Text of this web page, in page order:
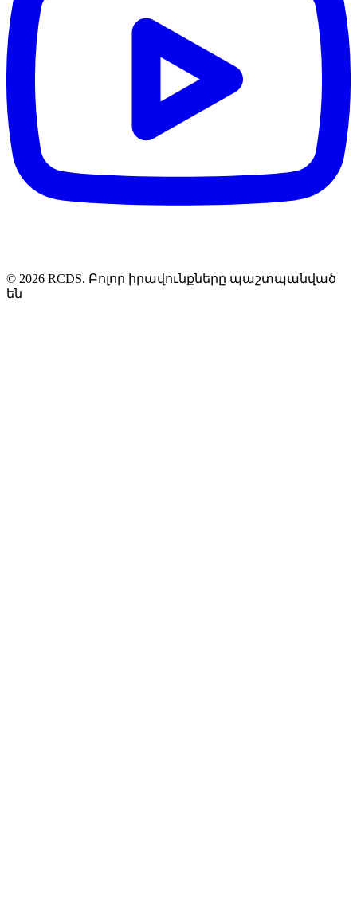
© 2026 RCDS. Բոլոր իրավունքները պաշտպանված
են